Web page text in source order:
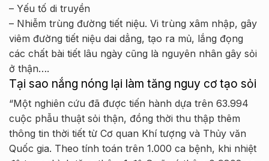
– Yếu tố di truyền
– Nhiễm trùng đường tiết niệu. Vi trùng xâm nhập, gây
viêm đường tiết niệu dai dẳng, tạo ra mủ, lắng đọng
các chất bài tiết lâu ngày cũng là nguyên nhân gây sỏi
ở thận….
Tại sao nắng nóng lại làm tăng nguy cơ tạo sỏi
“Một nghiên cứu đã được tiến hành dựa trên 63.994
cuộc phẫu thuật sỏi thận, đồng thời thu thập thêm
thông tin thời tiết từ Cơ quan Khí tượng và Thủy văn
Quốc gia. Theo tính toán trên 1.000 ca bệnh, khi nhiệt